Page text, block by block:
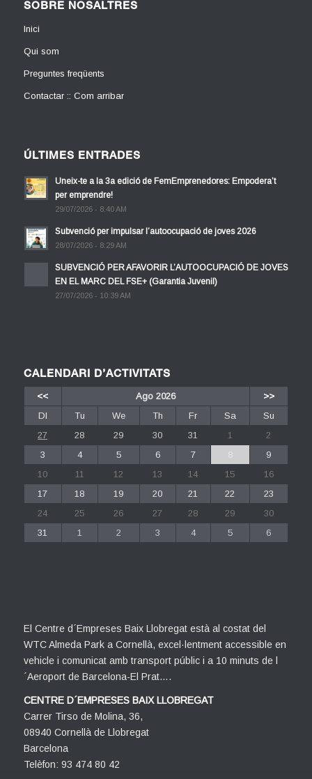
SOBRE NOSALTRES
Inici
Qui som
Preguntes freqüents
Contactar :: Com arribar
ÚLTIMES ENTRADES
Uneix-te a la 3a edició de FemEmprenedores: Empodera’t
per emprendre!
29/07/2026 - 8:40 AM
Subvenció per impulsar l’autoocupació de joves 2026
28/07/2026 - 8:29 AM
SUBVENCIÓ PER AFAVORIR L’AUTOOCUPACIÓ DE JOVES
EN EL MARC DEL FSE+ (Garantia Juvenil)
27/07/2026 - 10:39 AM
CALENDARI D’ACTIVITATS
<< Ago 2026
>>
Dl
Tu We Th Fr Sa
Su
27
28 29 30 31 1
2
3
4 5 6 7 8
9
10
11 12 13 14 15
16
17
18 19 20 21 22
23
24
25 26 27 28 29
30
31
1 2 3 4 5 6
El Centre d´Empreses Baix Llobregat està al costat del
WTC Almeda Park a Cornellà, excel·lentment accessible en
vehicle i comunicat amb transport públic i a 10 minuts de l
´Aeroport de Barcelona-El Prat….
CENTRE D´EMPRESES BAIX LLOBREGAT
Carrer Tirso de Molina, 36,
08940 Cornellà de Llobregat
Barcelona
Telèfon: 93 474 80 42